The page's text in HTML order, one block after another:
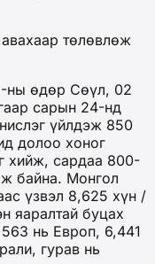
төлөвлөж
ны өдөр Сөүл, 02
сарын 24-нд
үйлдэж 850
долоо хоног
хийж, сардаа 800-
байна. Монгол
үзвэл 8,625 хүн /
яаралтай буцах
нь Европ, 6,441
гурав нь